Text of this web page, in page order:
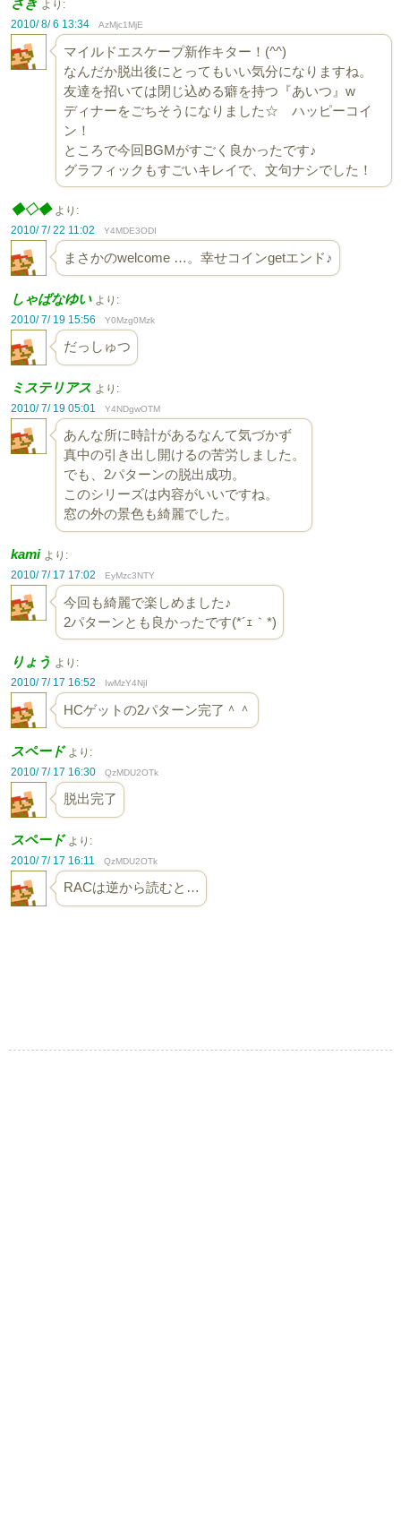
さき より:
2010/ 8/ 6 13:34
AzMjc1MjE
マイルドエスケープ新作キター！(^^)
なんだか脱出後にとってもいい気分になりますね。
友達を招いては閉じ込める癖を持つ『あいつ』w
ディナーをごちそうになりました☆ ハッピーコイ
ン！
ところで今回BGMがすごく良かったです♪
グラフィックもすごいキレイで、文句ナシでした！
◆◇◆ より:
2010/ 7/ 22 11:02
Y4MDE3ODI
まさかのwelcome …。幸せコインgetエンド♪
しゃばなゆい より:
2010/ 7/ 19 15:56
Y0Mzg0Mzk
だっしゅつ
ミステリアス より:
2010/ 7/ 19 05:01
Y4NDgwOTM
あんな所に時計があるなんて気づかず
真中の引き出し開けるの苦労しました。
でも、2パターンの脱出成功。
このシリーズは内容がいいですね。
窓の外の景色も綺麗でした。
kami より:
2010/ 7/ 17 17:02
EyMzc3NTY
今回も綺麗で楽しめました♪
2パターンとも良かったです(*´ｪ｀*)
りょう より:
2010/ 7/ 17 16:52
IwMzY4NjI
HCゲットの2パターン完了＾＾
スペード より:
2010/ 7/ 17 16:30
QzMDU2OTk
脱出完了
スペード より:
2010/ 7/ 17 16:11
QzMDU2OTk
RACは逆から読むと…